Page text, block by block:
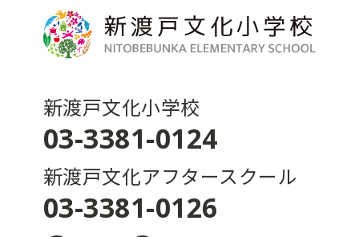
新渡戸文化小学校
03-3381-0124
新渡戸文化アフタースクール
03-3381-0126